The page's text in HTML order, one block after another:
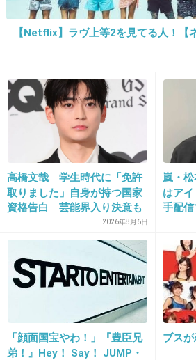
2016/02/01(月) 21:38:10
親です
2016/02/01(月) 21:39:04
1000円カットで充分。
近所にあって、車のイス座ら
ら切ってくれるし、最後は
【Netflix】ラヴ上等2を見てる人！【
高橋文哉 学生時代に「免許
取りました」自身が持つ国家
資格告白 芸能界入り決意も
母と「お互いの約束」で2026年8月6日
嵐・
はア
手配
ィシ
「顔面国宝やわ！」『豊臣兄
弟！』Hey！ Say！ JUMP・
ブス